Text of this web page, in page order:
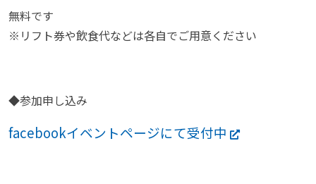
無料です
※リフト券や飲食代などは各自でご用意ください
◆参加申し込み
facebookイベントページにて受付中